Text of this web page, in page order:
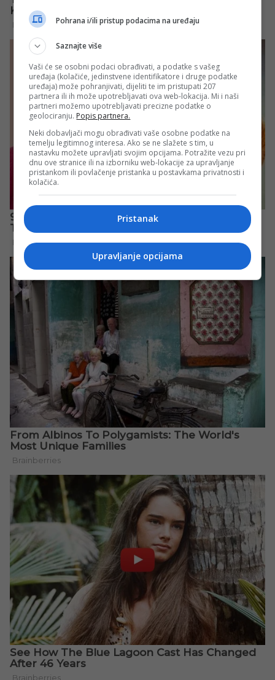
Pohrana i/ili pristup podacima na uređaju
Saznajte više
Vaši će se osobni podaci obrađivati, a podatke s vašeg
uređaja (kolačiće, jedinstvene identifikatore i druge podatke
uređaja) može pohranjivati, dijeliti te im pristupati 207
partnera ili ih može upotrebljavati ova web-lokacija. Mi i naši
partneri možemo upotrebljavati precizne podatke o
geolociranju. Popis partnera.
Neki dobavljači mogu obrađivati vaše osobne podatke na
temelju legitimnog interesa. Ako se ne slažete s tim, u
nastavku možete upravljati svojim opcijama. Potražite vezu pri
dnu ove stranice ili na izborniku web-lokacije za upravljanje
pristankom ili povlačenje pristanka u postavkama privatnosti i
kolačića.
Pristanak
Upravljanje opcijama